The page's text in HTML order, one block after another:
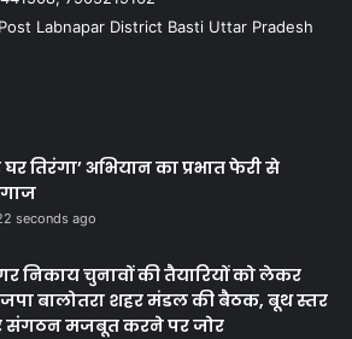
Labnapar District Basti Uttar Pradesh
घर तिरंगा’ अभियान का प्रभात फेरी से
seconds ago
निकाय चुनावों की तैयारियों को लेकर
बालोतरा शहर मंडल की बैठक, बूथ स्तर
संगठन मजबूत करने पर जोर